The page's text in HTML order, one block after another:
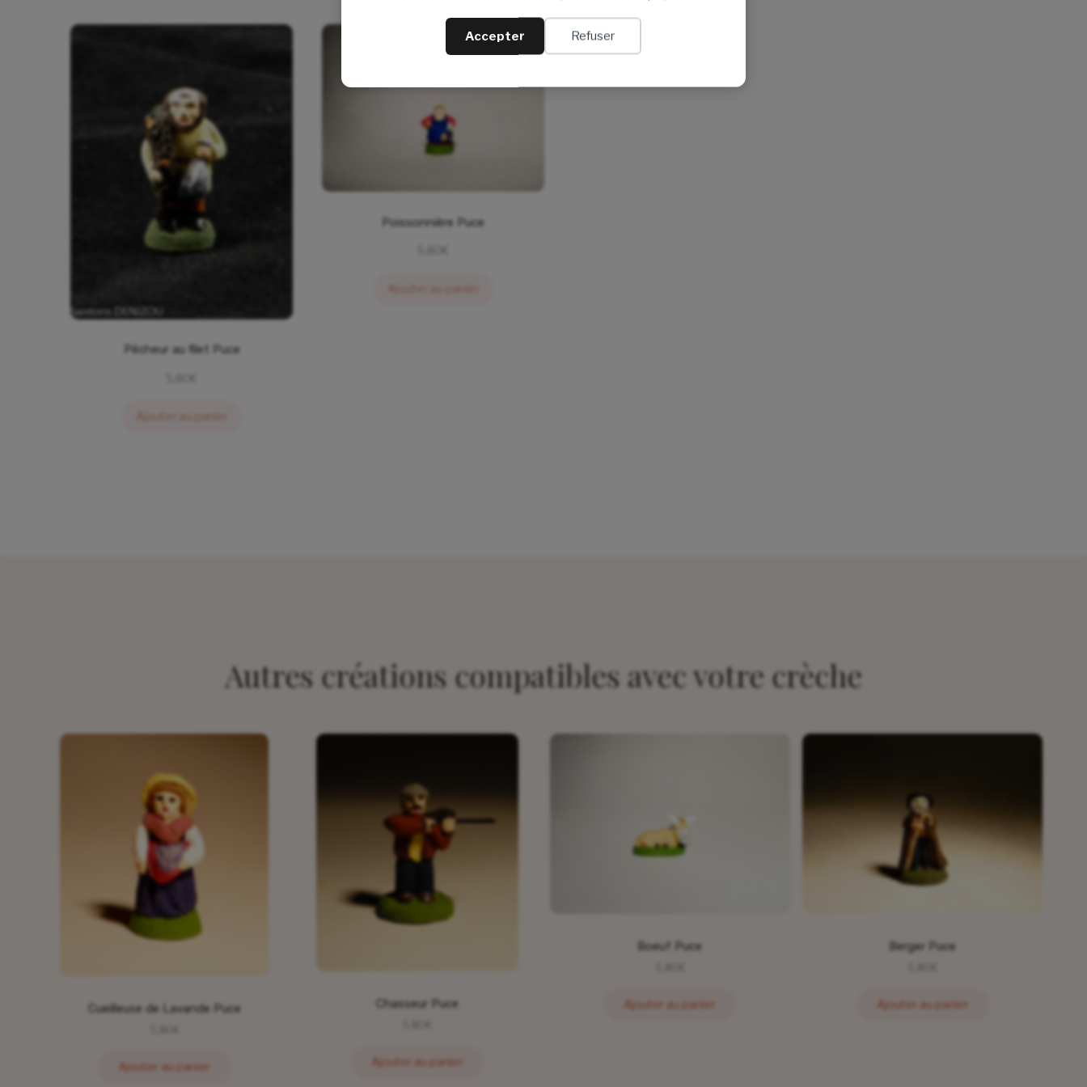
Accepter Refuser
Pêcheur au filet Puce
Ajouter au panier
Poissonnière Puce
Autres créations compatibles avec votre crèche
Cueilleuse de Lavande Puce
Ajouter au panier
Chasseur Puce
Ajouter au panier
Boeuf Puce
Ajouter au panier
Berger Puce
Ajouter au panier